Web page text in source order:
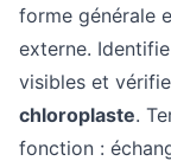
forme générale
externe.
visibles et vérifie
chloroplaste.
fonction :